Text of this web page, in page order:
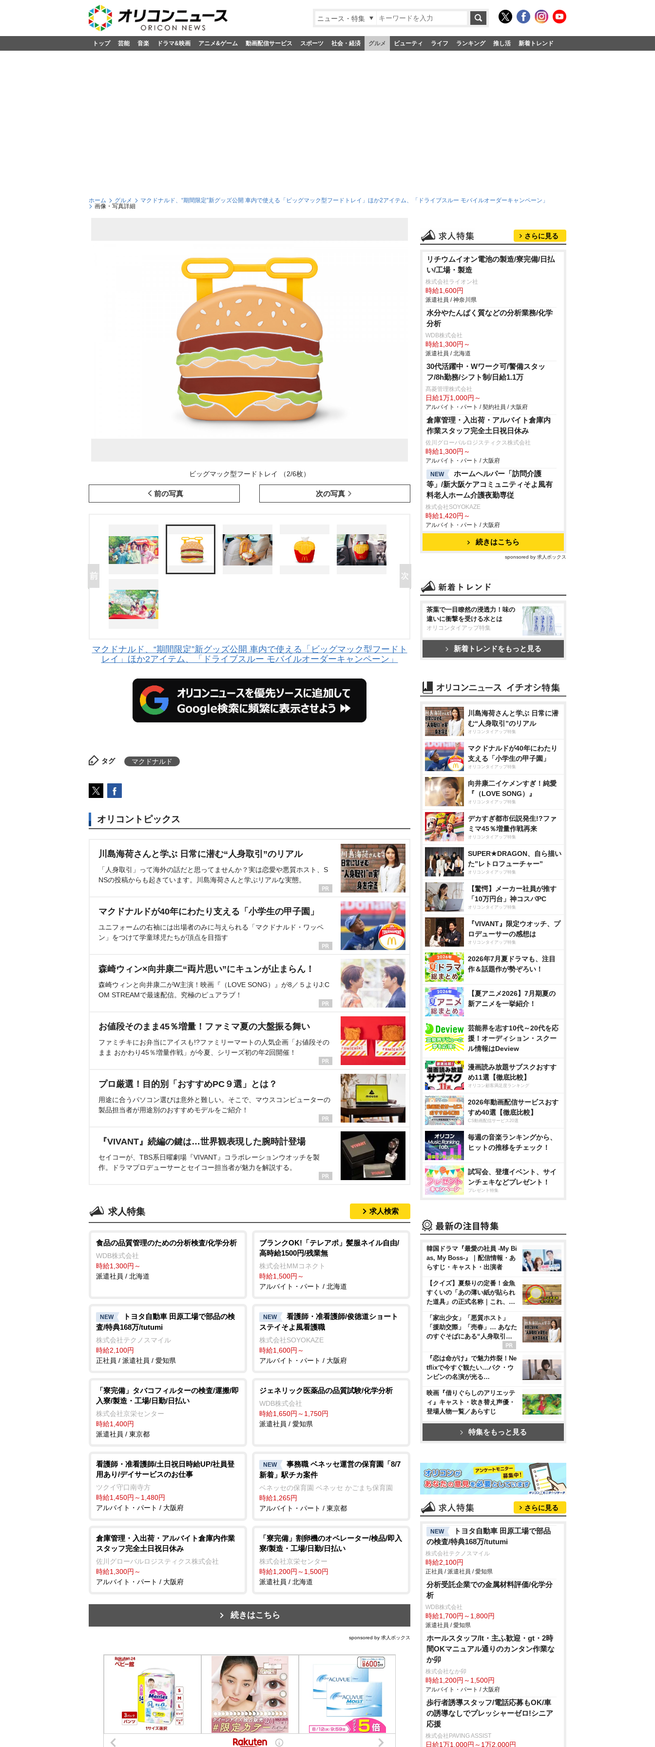
ニュース・特集
トップ 芸能 音楽 ドラマ&映画 アニメ&ゲーム 動画配信サービス スポーツ 社会・経済 グルメ ビューティ ライフ ランキング 推し活 新着トレンド
ホーム グルメ
マクドナルド、“期間限定”新グッズ公開 車内で使える「ビッグマック型フードトレイ」ほか2アイテム、「ドライブスルー モバイルオーダーキャンペーン」
画像・写真詳細
ビッグマック型フードトレイ （2/6枚）
前の写真 次の写真
マクドナルド、“期間限定”新グッズ公開 車内で使える「ビッグマック型フードト
レイ」ほか2アイテム、「ドライブスルー モバイルオーダーキャンペーン」
タグ マクドナルド
オリコントピックス
川島海荷さんと学ぶ 日常に潜む“人身取引”のリアル
「人身取引」って海外の話だと思ってませんか？実は恋愛や悪質ホスト、S
NSの投稿からも起きています。川島海荷さんと学ぶリアルな実態。
マクドナルドが40年にわたり支える「小学生の甲子園」
ユニフォームの右袖には出場者のみに与えられる「マクドナルド・ワッペ
ン」をつけて学童球児たちが頂点を目指す
森崎ウィン×向井康二“両片思い”にキュンが止まらん！
森崎ウィンと向井康二がW主演！映画『（LOVE SONG）』が8／５よりJ:C
OM STREAMで最速配信。究極のピュアラブ！
お値段そのまま45％増量！ファミマ夏の大盤振る舞い
ファミチキにお弁当にアイスも!?ファミリーマートの人気企画「お値段その
まま おかわり45％増量作戦」が今夏、シリーズ初の年2回開催！
プロ厳選！目的別「おすすめPC９選」とは？
用途に合うパソコン選びは意外と難しい。そこで、マウスコンピューターの
製品担当者が用途別のおすすめモデルをご紹介！
『VIVANT』続編の鍵は…世界観表現した腕時計登場
セイコーが、TBS系日曜劇場『VIVANT』コラボレーションウオッチを製
作。ドラマプロデューサーとセイコー担当者が魅力を解説する。
求人特集 求人検索
食品の品質管理のための分析検査/化学分析
WDB株式会社
時給1,300円～
派遣社員 / 北海道
ブランクOK!「テレアポ」髪服ネイル自由/
高時給1500円/残業無
株式会社MMコネクト
時給1,500円～
アルバイト・パート / 北海道
NEW
トヨタ自動車 田原工場で部品の検
査/特典168万/tutumi
株式会社テクノスマイル
時給2,100円
正社員 / 派遣社員 / 愛知県
NEW
看護師・准看護師/俊徳道ショート
ステイそよ風看護職
株式会社SOYOKAZE
時給1,600円～
アルバイト・パート / 大阪府
「寮完備」タバコフィルターの検査/運搬/即
入寮/製造・工場/日勤/日払い
株式会社京栄センター
時給1,400円
派遣社員 / 東京都
ジェネリック医薬品の品質試験/化学分析
WDB株式会社
時給1,650円～1,750円
派遣社員 / 愛知県
看護師・准看護師/土日祝日時給UP/社員登
用あり/デイサービスのお仕事
ツクイ守口南寺方
時給1,450円～1,480円
アルバイト・パート / 大阪府
NEW
事務職 ベネッセ運営の保育園「8/7
新着」駅チカ案件
ベネッセの保育園 ベネッセ かごまち保育園
時給1,265円
アルバイト・パート / 東京都
倉庫管理・入出荷・アルバイト倉庫内作業
スタッフ完全土日祝日休み
佐川グローバルロジスティクス株式会社
時給1,300円～
アルバイト・パート / 大阪府
「寮完備」割卵機のオペレーター/検品/即入
寮/製造・工場/日勤/日払い
株式会社京栄センター
時給1,200円～1,500円
派遣社員 / 北海道
続きはこちら
sponsored by 求人ボックス
さらに見る
リチウムイオン電池の製造/寮完備/日払
い/工場・製造
株式会社ライオン社
時給1,600円
派遣社員 / 神奈川県
水分やたんぱく質などの分析業務/化学
分析
WDB株式会社
時給1,300円～
派遣社員 / 北海道
30代活躍中・Wワーク可/警備スタッ
フ/8h勤務/シフト制/日給1.1万
髙菱管理株式会社
日給1万1,000円～
アルバイト・パート / 契約社員 / 大阪府
倉庫管理・入出荷・アルバイト倉庫内
作業スタッフ完全土日祝日休み
佐川グローバルロジスティクス株式会社
時給1,300円～
アルバイト・パート / 大阪府
NEW
ホームヘルパー「訪問介護
等」/新大阪ケアコミュニティそよ風有
料老人ホーム介護夜勤専従
株式会社SOYOKAZE
時給1,420円～
アルバイト・パート / 大阪府
続きはこちら
sponsored by 求人ボックス
茶葉で一目瞭然の浸透力！味の
違いに衝撃を受ける水とは
オリコンタイアップ特集
新着トレンドをもっと見る
川島海荷さんと学ぶ 日常に潜
む“人身取引”のリアル
オリコンタイアップ特集
マクドナルドが40年にわたり
支える「小学生の甲子園」
オリコンタイアップ特集
向井康二イケメンすぎ！純愛
『（LOVE SONG）』
オリコンタイアップ特集
デカすぎ都市伝説発生!?ファ
ミマ45％増量作戦再来
オリコンタイアップ特集
SUPER★DRAGON、自ら描い
た”レトロフューチャー”
オリコンタイアップ特集
【驚愕】メーカー社員が推す
「10万円台」神コスパPC
オリコンタイアップ特集
『VIVANT』限定ウオッチ、プ
ロデューサーの感想は
オリコンタイアップ特集
2026年7月夏ドラマも、注目
作＆話題作が勢ぞろい！
【夏アニメ2026】7月期夏の
新アニメを一挙紹介！
芸能界を志す10代～20代を応
援！オーディション・スクー
ル情報はDeview
漫画読み放題サブスクおすす
め11選【徹底比較】
オリコン顧客満足度ランキング
2026年動画配信サービスおす
すめ40選【徹底比較】
CS動画配信サービス20選
毎週の音楽ランキングから、
ヒットの推移をチェック！
試写会、登壇イベント、サイ
ンチェキなどプレゼント！
プレゼント特集
韓国ドラマ『最愛の社員 -My Bi
as, My Boss-』｜配信情報・あ
らすじ・キャスト・出演者
【クイズ】夏祭りの定番！金魚
すくいの「あの薄い紙が貼られ
た道具」の正式名称｜これ、…
「家出少女」「悪質ホスト」
「援助交際」「売春」… あなた
のすぐそばにある“人身取引…
『恋は命がけ』で魅力炸裂！Ne
tflixで今すぐ観たい…パク・ウ
ンビンの名演が光る…
映画『借りぐらしのアリエッテ
ィ』キャスト・吹き替え声優・
登場人物一覧／あらすじ
特集をもっと見る
さらに見る
NEW
トヨタ自動車 田原工場で部品
の検査/特典168万/tutumi
株式会社テクノスマイル
時給2,100円
正社員 / 派遣社員 / 愛知県
分析受託企業での金属材料評価/化学分
析
WDB株式会社
時給1,700円～1,800円
派遣社員 / 愛知県
ホールスタッフ/lt・主ふ歓迎・gt・2時
間OKマニュアル通りのカンタン作業な
か卯
株式会社なか卯
時給1,200円～1,500円
アルバイト・パート / 大阪府
歩行者誘導スタッフ/電話応募もOK/車
の誘導なしでプレッシャーゼロ!シニア
応援
株式会社PAVING ASSIST
日給1万1,000円～1万2,000円